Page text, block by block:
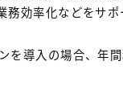
効率化などをサポ
導入の場合、年